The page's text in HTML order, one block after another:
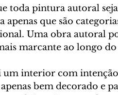
toda pintura autoral
apenas que são
Uma obra autoral
marcante ao longo
interior com
bem decorado e